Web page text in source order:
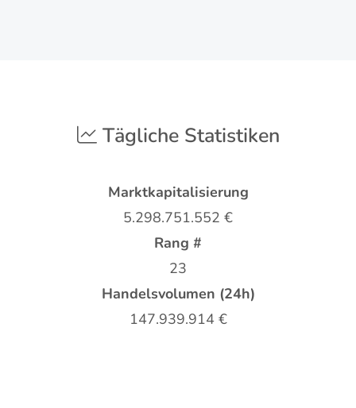
Tägliche Statistiken
Marktkapitalisierung
5.298.751.552 €
Rang #
23
Handelsvolumen (24h)
147.939.914 €